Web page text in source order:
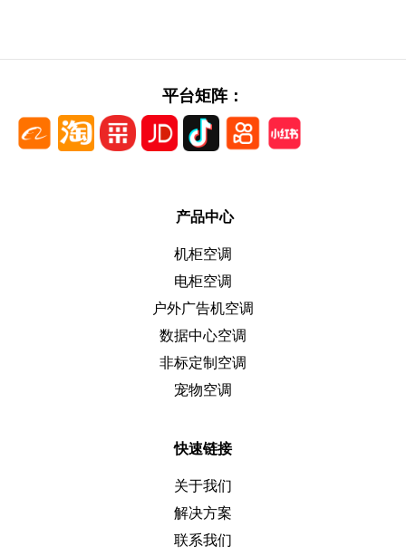
平台矩阵：
产品中心
机柜空调
电柜空调
户外广告机空调
数据中心空调
非标定制空调
宠物空调
快速链接
关于我们
解决方案
联系我们